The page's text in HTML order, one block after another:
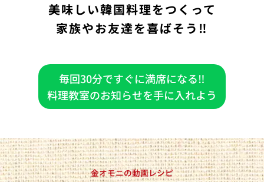
美味しい韓国料理をつくって
家族やお友達を喜ばそう‼
毎回30分ですぐに満席になる‼
料理教室のお知らせを手に入れよう
金オモニの動画レシピ
P
l